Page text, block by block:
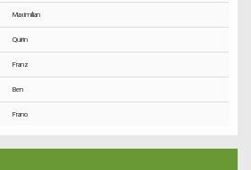
Maximilian
Quirin
Franz
Ben
Frano